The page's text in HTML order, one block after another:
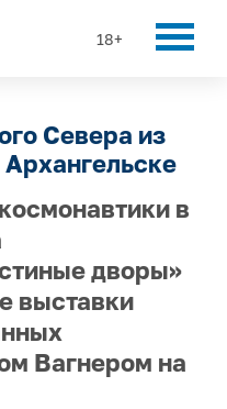
18+
Севера из
в
дворы»
выставки
Вагнером на